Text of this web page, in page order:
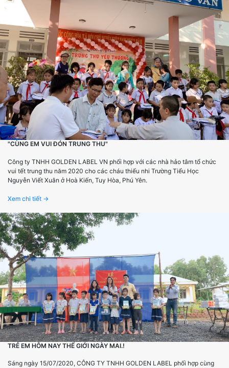
"CÙNG EM VUI ĐÓN TRUNG THU"
Công ty TNHH GOLDEN LABEL VN phối hợp với các nhà hảo tâm tổ chức
vui tết trung thu năm 2020 cho các cháu thiếu nhi Trường Tiểu Học
Nguyễn Viết Xuân ở Hoà Kiến, Tuy Hòa, Phú Yên.
Xem chi tiết →
TRẺ EM HÔM NAY THẾ GIỚI NGÀY MAI.!
Sáng ngày 15/07/2020, CÔNG TY TNHH GOLDEN LABEL phối hợp cùng